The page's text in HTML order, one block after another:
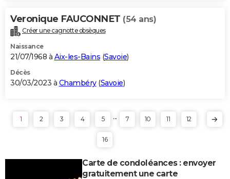
Veronique FAUCONNET (54 ans)
Créer une cagnotte obsèques
Naissance
21/07/1968 à Aix-les-Bains (Savoie)
Décès
30/03/2023 à Chambéry(Savoie)
1 2 3 4 5 ... 7 10 11 12
16
Carte de condoléances : envoyer
gratuitement une carte